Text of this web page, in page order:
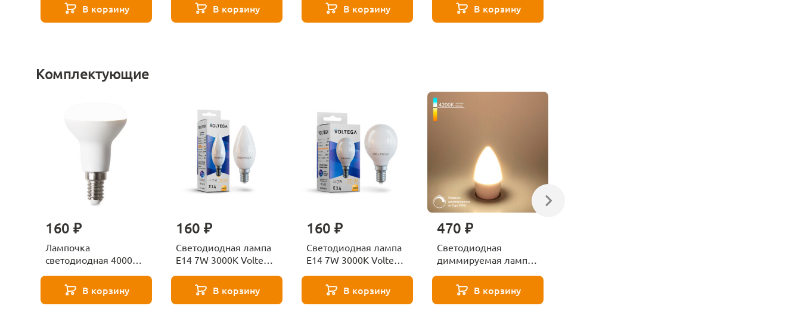
В корзину В корзину В корзину В корзину
Комплектующие
160 ₽
Лампочка
светодиодная 4000К
271 8585В корзину
160 ₽
Светодиодная лампа
E14 7W 3000K Voltega
В корзину
160 ₽
Светодиодная лампа
E14 7W 3000K Voltega
В корзину
470 ₽
Светодиодная
диммируемая лампа
Elektrostandard
BLE1448
В корзину